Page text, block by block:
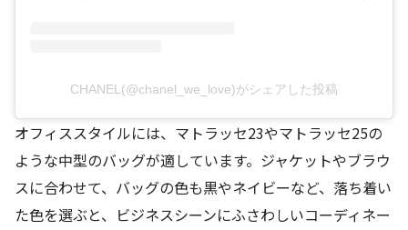
CHANEL(@chanel_we_love)がシェアした投稿
オフィススタイルには、マトラッセ23やマトラッセ25の
ような中型のバッグが適しています。ジャケットやブラウ
スに合わせて、バッグの色も黒やネイビーなど、落ち着い
た色を選ぶと、ビジネスシーンにふさわしいコーディネー